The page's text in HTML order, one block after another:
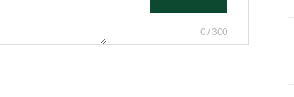
0 / 300